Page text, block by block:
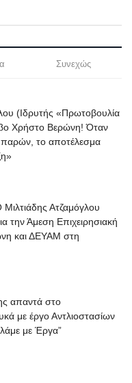
Συνεχώς
(Ιδρυτής «Πρωτοβουλία
Χρήστο Βερώνη! Όταν
το αποτέλεσμα
Ατζαμόγλου
την Άμεση Επιχειρησιακή
και ΔΕΥΑΜ στη
απαντά στο
με έργο Αντλιοστασίων
με Έργα”